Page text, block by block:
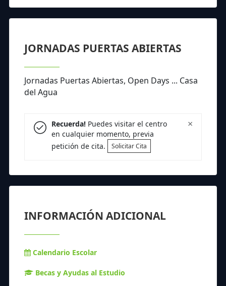
JORNADAS PUERTAS ABIERTAS
Jornadas Puertas Abiertas, Open Days ... Casa
del Agua
×
Recuerda!Puedes visitar el centro
en cualquier momento, previa
petición de cita.
Solicitar Cita
INFORMACIÓN ADICIONAL
Calendario Escolar
Becas y Ayudas al Estudio